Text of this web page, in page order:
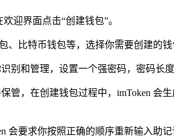
迎界面点击“创建钱包”。
、比特币钱包等，选择你需要创建的
别和管理，设置一个强密码，密码长
管，在创建钱包过程中，imToken 会
会要求你按照正确的顺序重新输入助记